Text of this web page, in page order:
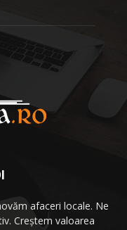
afaceri locale. Ne
Creştem valoarea